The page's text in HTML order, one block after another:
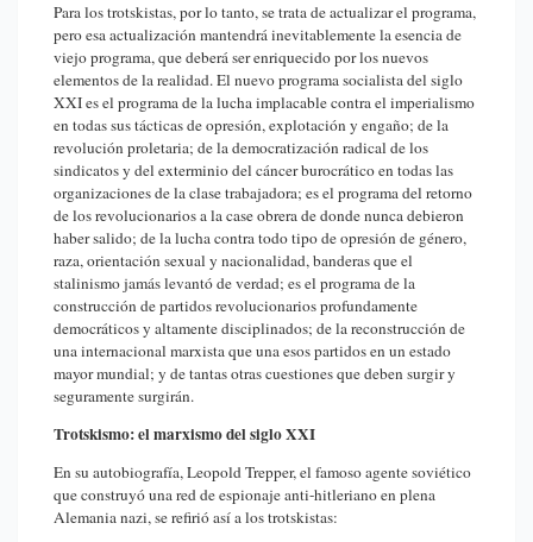
Para los trotskistas, por lo tanto, se trata de actualizar el programa,
pero esa actualización mantendrá inevitablemente la esencia de
viejo programa, que deberá ser enriquecido por los nuevos
elementos de la realidad. El nuevo programa socialista del siglo
XXI es el programa de la lucha implacable contra el imperialismo
en todas sus tácticas de opresión, explotación y engaño; de la
revolución proletaria; de la democratización radical de los
sindicatos y del exterminio del cáncer burocrático en todas las
organizaciones de la clase trabajadora; es el programa del retorno
de los revolucionarios a la case obrera de donde nunca debieron
haber salido; de la lucha contra todo tipo de opresión de género,
raza, orientación sexual y nacionalidad, banderas que el
stalinismo jamás levantó de verdad; es el programa de la
construcción de partidos revolucionarios profundamente
democráticos y altamente disciplinados; de la reconstrucción de
una internacional marxista que una esos partidos en un estado
mayor mundial; y de tantas otras cuestiones que deben surgir y
seguramente surgirán.
Trotskismo: el marxismo del siglo XXI
En su autobiografía, Leopold Trepper, el famoso agente soviético
que construyó una red de espionaje anti-hitleriano en plena
Alemania nazi, se refirió así a los trotskistas: